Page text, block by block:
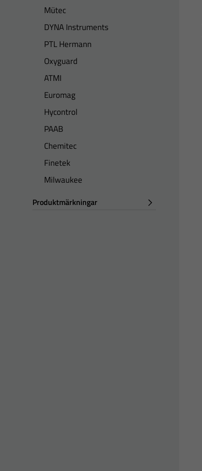
Mütec
DYNA Instruments
PTL Hermann
Oxyguard
ATMI
Euromag
Hycontrol
PAAB
Chemitec
Finetek
Milwaukee
Produktmärkningar